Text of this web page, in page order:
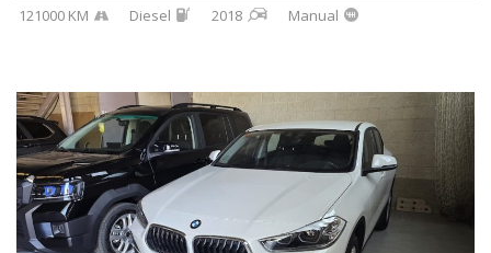
121000 KM Diesel 2018 Manual